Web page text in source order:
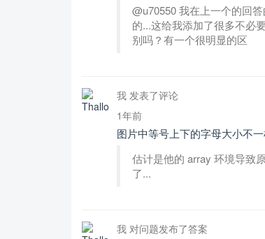
@u70550 我在上一个的回
的...这给我添加了很多不必
别吗？有一个很明显的区
我 发表了评论
1年前
图片中等号上下的字母大小不
估计是他的 array 环境导致
了...
我 对问题发布了答案